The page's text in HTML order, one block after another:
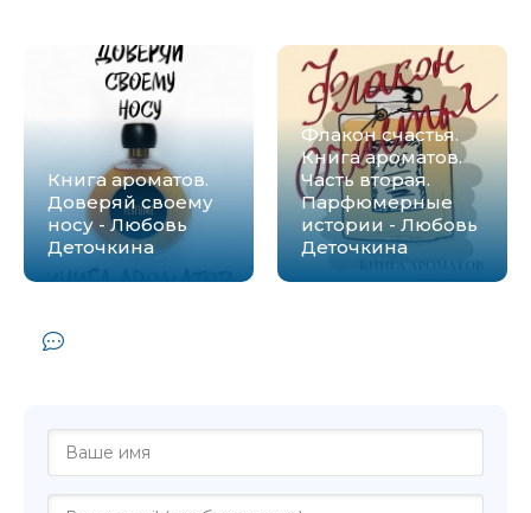
Книга ароматов.
Доверяй своему
носу - Любовь
Деточкина
Флакон счастья.
Книга ароматов.
Часть вторая.
Парфюмерные
истории - Любовь
Деточкина